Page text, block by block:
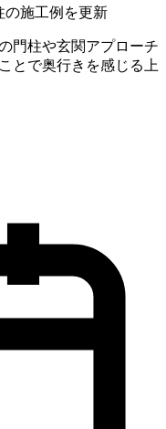
門柱や玄関アプローチ
とで奥行きを感じる上